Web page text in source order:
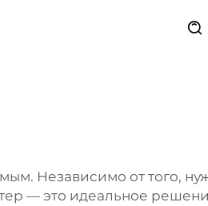
Независимо от того,
— это идеальное